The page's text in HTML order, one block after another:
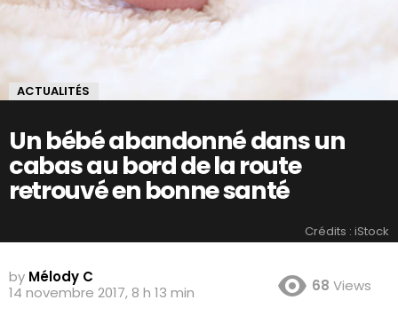
ACTUALITÉS
Un bébé abandonné dans un
cabas au bord de la route
retrouvé en bonne santé
Crédits : iStock
by Mélody C
14 novembre 2017, 8 h 13 min
68 Views